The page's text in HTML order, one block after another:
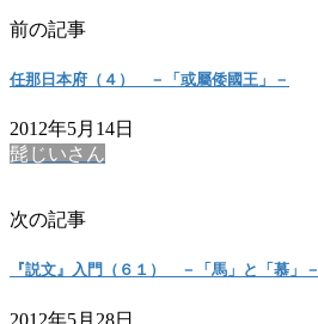
前の記事
任那日本府（４） －「或屬倭國王」－
2012年5月14日
髭じいさん
次の記事
『説文』入門（６１） －「馬」と「慕」－
2012年5月28日